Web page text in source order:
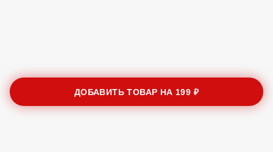
ДОБАВИТЬ ТОВАР НА 199 ₽